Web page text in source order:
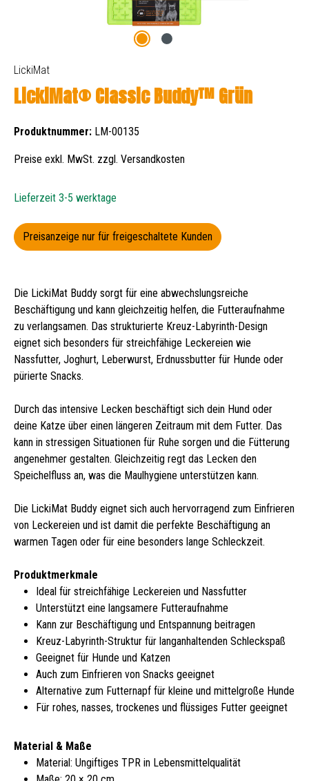
LickiMat
LickiMat® Classic Buddy™ Grün
Produktnummer: LM-00135
Preise exkl. MwSt. zzgl. Versandkosten
Lieferzeit 3-5 werktage
Preisanzeige nur für freigeschaltete Kunden
Die LickiMat Buddy sorgt für eine abwechslungsreiche
Beschäftigung und kann gleichzeitig helfen, die Futteraufnahme
zu verlangsamen. Das strukturierte Kreuz-Labyrinth-Design
eignet sich besonders für streichfähige Leckereien wie
Nassfutter, Joghurt, Leberwurst, Erdnussbutter für Hunde oder
pürierte Snacks.
Durch das intensive Lecken beschäftigt sich dein Hund oder
deine Katze über einen längeren Zeitraum mit dem Futter. Das
kann in stressigen Situationen für Ruhe sorgen und die Fütterung
angenehmer gestalten. Gleichzeitig regt das Lecken den
Speichelfluss an, was die Maulhygiene unterstützen kann.
Die LickiMat Buddy eignet sich auch hervorragend zum Einfrieren
von Leckereien und ist damit die perfekte Beschäftigung an
warmen Tagen oder für eine besonders lange Schleckzeit.
Produktmerkmale
Ideal für streichfähige Leckereien und Nassfutter
Unterstützt eine langsamere Futteraufnahme
Kann zur Beschäftigung und Entspannung beitragen
Kreuz-Labyrinth-Struktur für langanhaltenden Schleckspaß
Geeignet für Hunde und Katzen
Auch zum Einfrieren von Snacks geeignet
Alternative zum Futternapf für kleine und mittelgroße Hunde
Für rohes, nasses, trockenes und flüssiges Futter geeignet
Material & Maße
Material: Ungiftiges TPR in Lebensmittelqualität